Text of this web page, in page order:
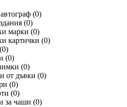
(0)
(0)
марки (0)
картички (0)
(0)
(0)
(0)
от дъвки (0)
(0)
(0)
за чаши (0)